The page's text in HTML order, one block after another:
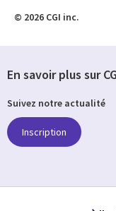
© 2026 CGI inc.
En savoir plus sur
Suivez notre actualité
Inscription